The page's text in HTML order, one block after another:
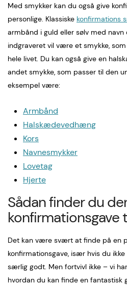
Med smykker kan du også give
personlige. Klassiske konfirmations
armbånd i guld eller sølv med
indgraveret vil være et smykke,
hele livet. Du kan også give en
andet smykke, som passer til den
eksempel være:
Armbånd
Halskædevedhæng
Kors
Navnesmykker
Lovetag
Hjerte
Sådan finder du
konfirmationsgave
Det kan være svært at finde på en
konfirmationsgave, især hvis du
særlig godt. Men fortvivl ikke – vi
hvordan du kan finde en fantastisk